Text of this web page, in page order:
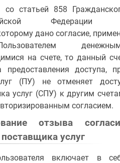
со статьей 858
Федерации
дано согласие,
на счете, то данный
предоставления доступа,
(ПУ) не отменяет
услуг (СПУ) к другим
согласием.
отзыва
услуг
включает в